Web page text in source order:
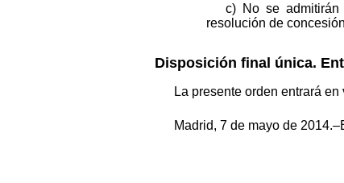
c) No se admitirán
resolución de
Disposición final única.
La presente orden entrará
Madrid, 7 de mayo de